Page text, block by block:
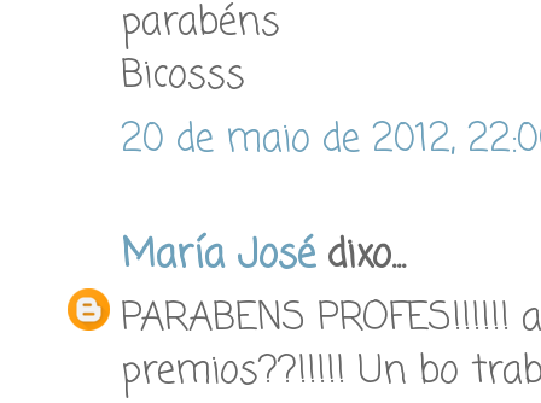
parabéns
Bicosss
20 de maio de 2012,
María Josédixo...
PARABENS
premios??!!!!! Un bo